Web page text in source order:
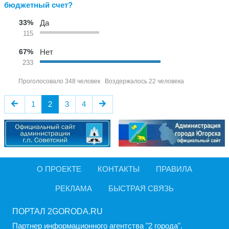
бюджетный счет?
33%
115
Да
67%
233
Нет
Проголосовало 348 человек Воздержалось 22 человека
1 2 3 4
О ПРОЕКТЕ КОНТАКТЫ ПРАВИЛА
РЕКЛАМА БЫСТРАЯ СВЯЗЬ
ПОРТАЛ 2GORODA.RU
Партнер информационного агентства "2 города".